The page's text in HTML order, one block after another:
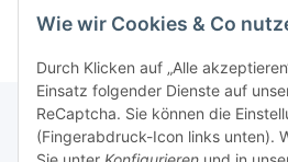
Wie wir Cookies & Co
Durch Klicken auf „Alle
Einsatz folgender Dienste auf
ReCaptcha. Sie können die
(Fingerabdruck-Icon links unten).